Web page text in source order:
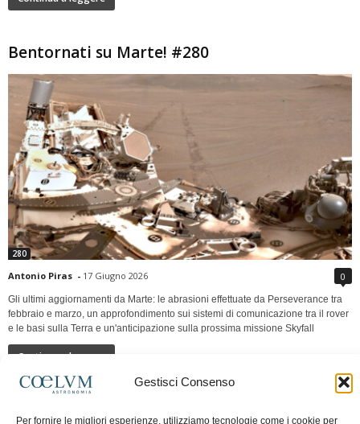
Gestisci Consenso
Per fornire le migliori esperienze, utilizziamo tecnologie come i cookie per
Bentornati su Marte! #280
280
Antonio Piras - 17 Giugno 2026 0
Gli ultimi aggiornamenti da Marte: le abrasioni effettuate da Perseverance tra
febbraio e marzo, un approfondimento sui sistemi di comunicazione tra il rover
e le basi sulla Terra e un'anticipazione sulla prossima missione Skyfall
Continua a leggere